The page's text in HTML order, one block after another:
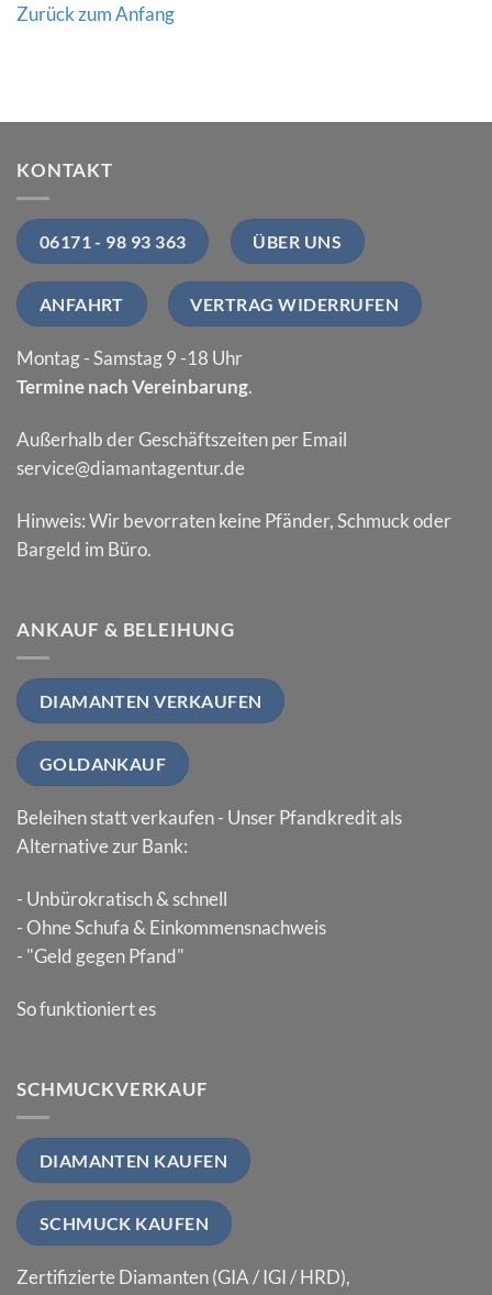
Zurück zum Anfang
KONTAKT
06171 - 98 93 363 ÜBER UNS
ANFAHRT VERTRAG WIDERRUFEN
Montag - Samstag 9 -18 Uhr
Termine nach Vereinbarung.
Außerhalb der Geschäftszeiten per Email
service@diamantagentur.de
Hinweis: Wir bevorraten keine Pfänder, Schmuck oder
Bargeld im Büro.
ANKAUF & BELEIHUNG
DIAMANTEN VERKAUFEN
GOLDANKAUF
Beleihen statt verkaufen - Unser Pfandkredit als
Alternative zur Bank:
- Unbürokratisch & schnell
- Ohne Schufa & Einkommensnachweis
- "Geld gegen Pfand"
So funktioniert es
SCHMUCKVERKAUF
DIAMANTEN KAUFEN
SCHMUCK KAUFEN
Zertifizierte Diamanten (GIA / IGI / HRD),